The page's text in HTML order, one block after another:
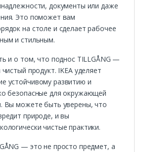
документы или даже
Это поможет вам
на столе и сделает рабочее
и стильным.
и о том, что поднос TILLGÅNG —
продукт. IKEA уделяет
устойчивому развитию и
безопасные для окружающей
Вы можете быть уверены, что
природе, и вы
чистые практики.
— это не просто предмет, а